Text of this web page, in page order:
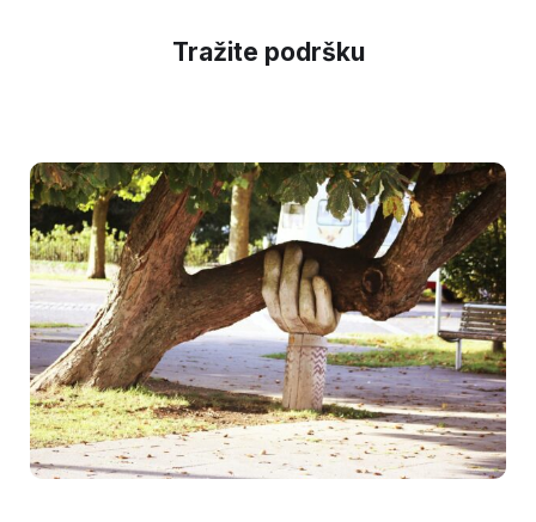
Tražite podršku